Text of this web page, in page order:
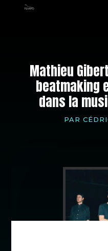
Mathieu
beatmaking
dans la
PAR